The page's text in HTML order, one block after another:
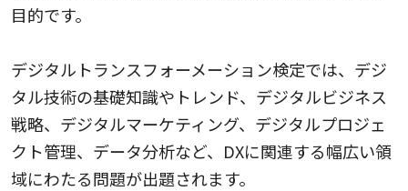
目的です。
デジタルトランスフォーメーション検定では、デジ
タル技術の基礎知識やトレンド、デジタルビジネス
戦略、デジタルマーケティング、デジタルプロジェ
クト管理、データ分析など、DXに関連する幅広い領
域にわたる問題が出題されます。